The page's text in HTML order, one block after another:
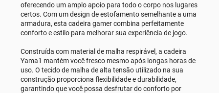
oferecendo um amplo apoio para todo o corpo nos lugares
certos. Com um design de estofamento semelhante a uma
armadura, esta cadeira gamer combina perfeitamente
conforto e estilo para melhorar sua experiência de jogo.
Construída com material de malha respirável, a cadeira
Yama1 mantém você fresco mesmo após longas horas de
uso. O tecido de malha de alta tensão utilizado na sua
construção proporciona flexibilidade e durabilidade,
garantindo que você possa desfrutar do conforto por